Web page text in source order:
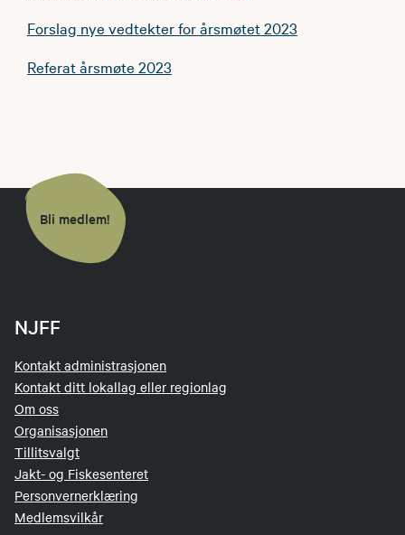
Forslag nye vedtekter for årsmøtet 2023
Referat årsmøte 2023
Bli medlem!
NJFF
Kontakt administrasjonen
Kontakt ditt lokallag eller regionlag
Om oss
Organisasjonen
Tillitsvalgt
Jakt- og Fiskesenteret
Personvernerklæring
Medlemsvilkår